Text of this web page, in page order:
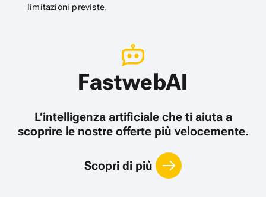
limitazioni previste.
FastwebAI
L’intelligenza artificiale che ti aiuta a
scoprire le nostre offerte più velocemente.
Scopri di più